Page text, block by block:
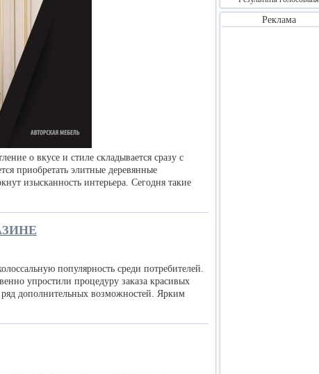
о вкусе и стиле складывается сразу с
приобретать элитные деревянные
изысканность интерьера. Сегодня такие
популярность среди потребителей.
упростили процедуру заказа красивых
дополнительных возможностей. Ярким
Реклама